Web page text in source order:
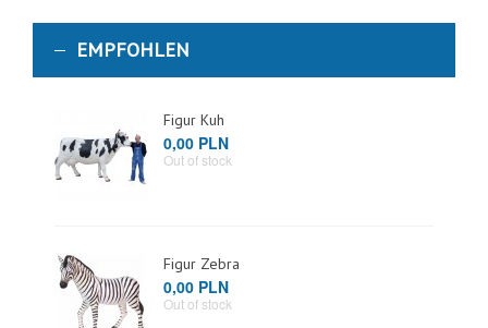
EMPFOHLEN
Figur Kuh
0,00 PLN
Out of stock
Figur Zebra
0,00 PLN
Out of stock